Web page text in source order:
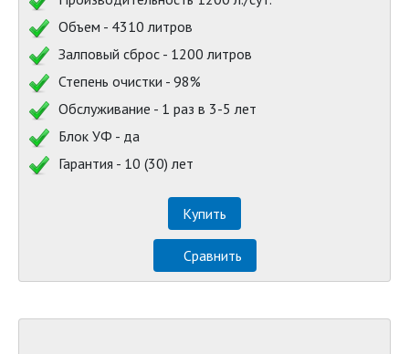
Объем - 4310 литров
Залповый сброс - 1200 литров
Степень очистки - 98%
Обслуживание - 1 раз в 3-5 лет
Блок УФ - да
Гарантия - 10 (30) лет
Купить
Сравнить